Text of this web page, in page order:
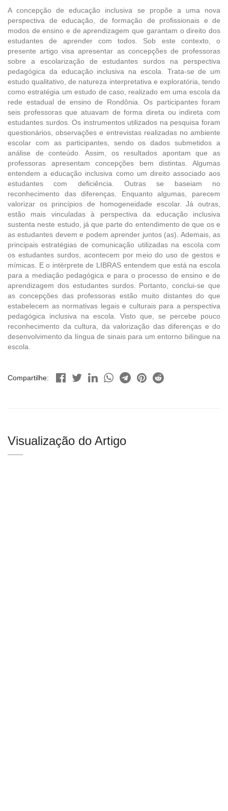
A concepção de educação inclusiva se propõe a uma nova
perspectiva de educação, de formação de profissionais e de
modos de ensino e de aprendizagem que garantam o direito dos
estudantes de aprender com todos. Sob este contexto, o
presente artigo visa apresentar as concepções de professoras
sobre a escolarização de estudantes surdos na perspectiva
pedagógica da educação inclusiva na escola. Trata-se de um
estudo qualitativo, de natureza interpretativa e exploratória, tendo
como estratégia um estudo de caso, realizado em uma escola da
rede estadual de ensino de Rondônia. Os participantes foram
seis professoras que atuavam de forma direta ou indireta com
estudantes surdos. Os instrumentos utilizados na pesquisa foram
questionários, observações e entrevistas realizadas no ambiente
escolar com as participantes, sendo os dados submetidos a
análise de conteúdo. Assim, os resultados apontam que as
professoras apresentam concepções bem distintas. Algumas
entendem a educação inclusiva como um direito associado aos
estudantes com deficiência. Outras se baseiam no
reconhecimento das diferenças. Enquanto algumas, parecem
valorizar os princípios de homogeneidade escolar. Já outras,
estão mais vinculadas à perspectiva da educação inclusiva
sustenta neste estudo, já que parte do entendimento de que os e
as estudantes devem e podem aprender juntos (as). Ademais, as
principais estratégias de comunicação utilizadas na escola com
os estudantes surdos, acontecem por meio do uso de gestos e
mímicas. E o intérprete de LIBRAS entendem que está na escola
para a mediação pedagógica e para o processo de ensino e de
aprendizagem dos estudantes surdos. Portanto, conclui-se que
as concepções das professoras estão muito distantes do que
estabelecem as normativas legais e culturais para a perspectiva
pedagógica inclusiva na escola. Visto que, se percebe pouco
reconhecimento da cultura, da valorização das diferenças e do
desenvolvimento da língua de sinais para um entorno bilíngue na
escola.
Compartilhe:
Visualização do Artigo